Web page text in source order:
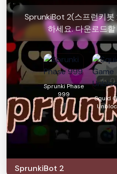
SprunkiBot 2(스프런키
하세요. 다운로드
Sprunki Phase
999
Squid
SprunkiBot 2